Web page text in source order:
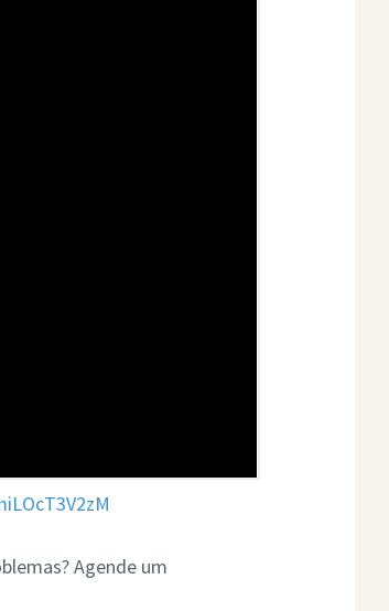
Agende um